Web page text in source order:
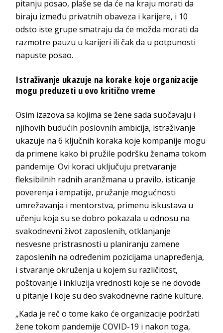
pitanju posao, plaše se da će na kraju morati da
biraju između privatnih obaveza i karijere, i 10
odsto iste grupe smatraju da će možda morati da
razmotre pauzu u karijeri ili čak da u potpunosti
napuste posao.
Istraživanje ukazuje na korake koje organizacije
mogu preduzeti u ovo kritično vreme
Osim izazova sa kojima se žene sada suočavaju i
njihovih budućih poslovnih ambicija, istraživanje
ukazuje na 6 ključnih koraka koje kompanije mogu
da primene kako bi pružile podršku ženama tokom
pandemije. Ovi koraci uključuju pretvaranje
fleksibilnih radnih aranžmana u pravilo, isticanje
poverenja i empatije, pružanje mogućnosti
umrežavanja i mentorstva, primenu iskustava u
učenju koja su se dobro pokazala u odnosu na
svakodnevni život zaposlenih, otklanjanje
nesvesne pristrasnosti u planiranju zamene
zaposlenih na određenim pozicijama unapređenja,
i stvaranje okruženja u kojem su različitost,
poštovanje i inkluzija vrednosti koje se ne dovode
u pitanje i koje su deo svakodnevne radne kulture.
„Kada je reč o tome kako će organizacije podržati
žene tokom pandemije COVID-19 i nakon toga,